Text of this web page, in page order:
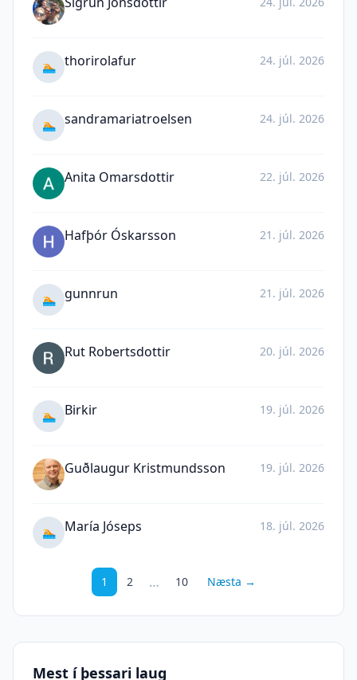
🏊 thorirolafur 24. júl. 2026
🏊 sandramariatroelsen 24. júl. 2026
Anita Omarsdottir 22. júl. 2026
Hafþór Óskarsson 21. júl. 2026
🏊 gunnrun 21. júl. 2026
Rut Robertsdottir 20. júl. 2026
🏊 Birkir 19. júl. 2026
Guðlaugur Kristmundsson 19. júl. 2026
🏊 María Jóseps 18. júl. 2026
1 2 … 10 Næsta →
Mest í þessari laug